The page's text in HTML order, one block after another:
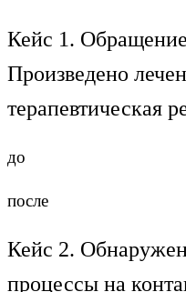
Кейс 1.
Произведено
терапевтическая
до
после
Кейс 2.
процессы на